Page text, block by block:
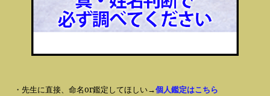
・先生に直接、命名or鑑定してほしい→個人鑑定はこちら